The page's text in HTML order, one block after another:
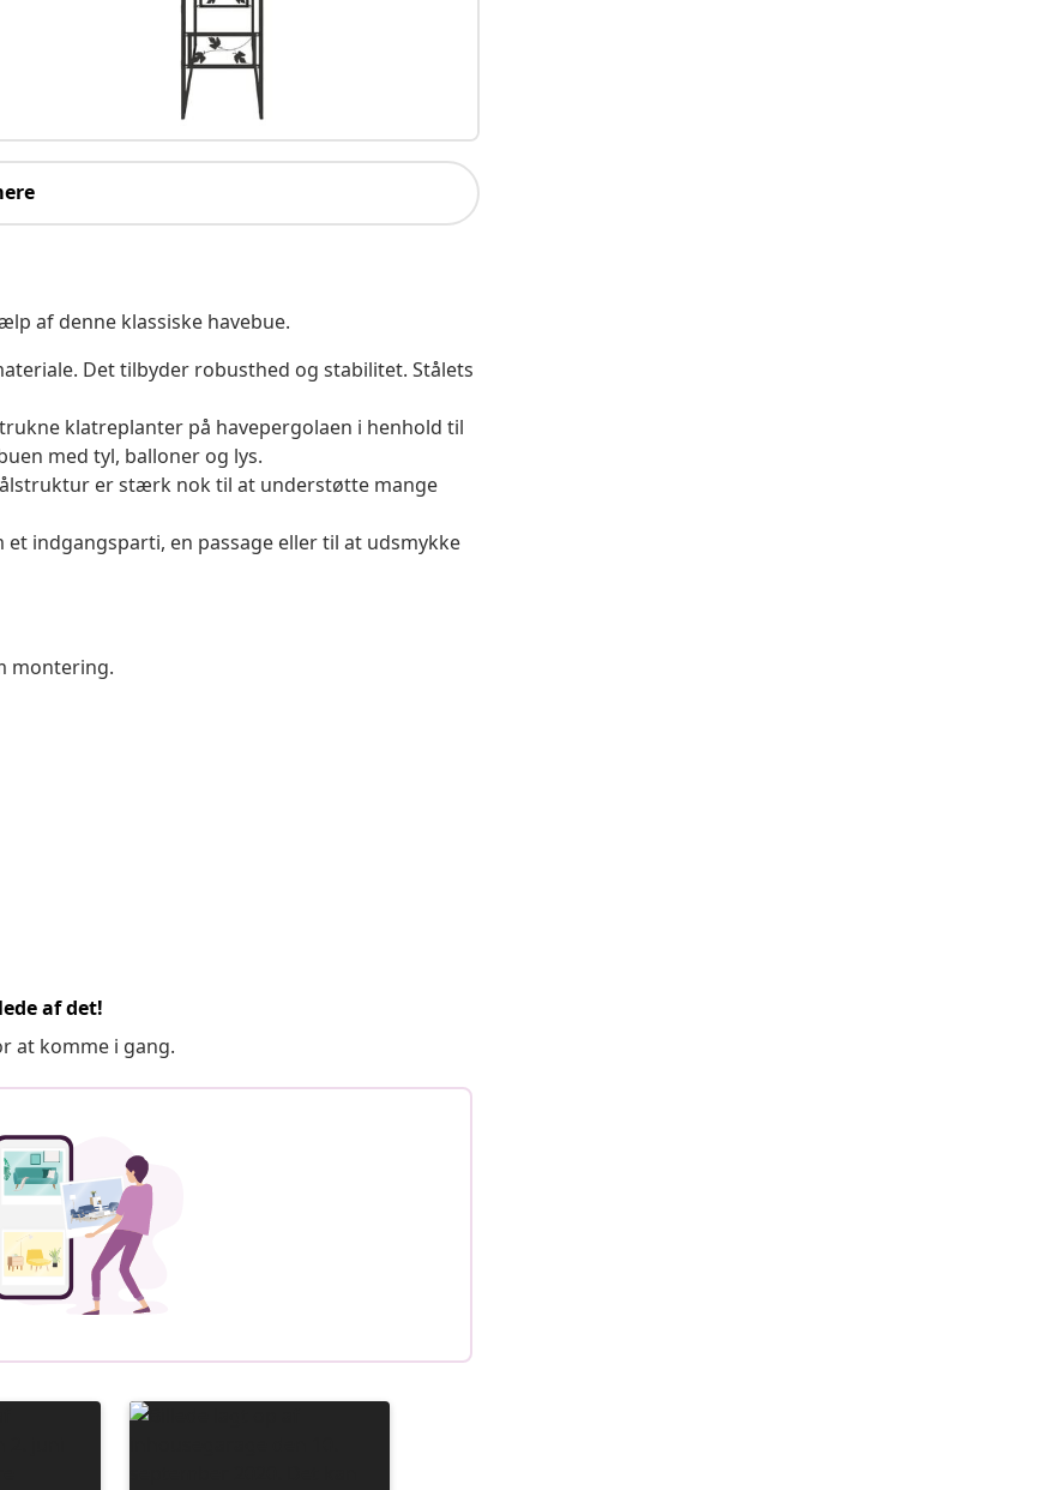
af denne klassiske havebue.
Det tilbyder robusthed og stabilitet. Stålets
klatreplanter på havepergolaen i henhold til
med tyl, balloner og lys.
er stærk nok til at understøtte mange
indgangsparti, en passage eller til at udsmykke
montering.
af det!
at komme i gang.